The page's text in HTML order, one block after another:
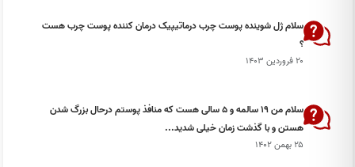
سلام ژل شوینده پوست چرب درماتیپیک درمان کننده پوست چرب هست
؟
۲۰ فروردین ۱۴۰۳
سلام من ۱۹ سالمه و ۵ سالی هست که منافذ پوستم درحال بزرگ شدن
هستن و با گذشت زمان خیلی شدید...
۲۵ بهمن ۱۴۰۲